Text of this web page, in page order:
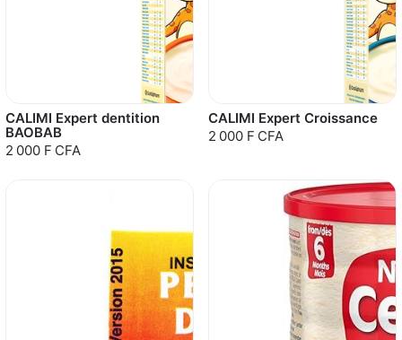
CALIMI Expert dentition
BAOBAB
2 000 F CFA
CALIMI Expert Croissance
2 000 F CFA